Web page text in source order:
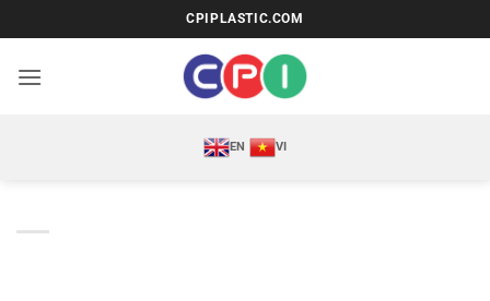
qua
nội
CPIPLASTIC.COM
EN VI